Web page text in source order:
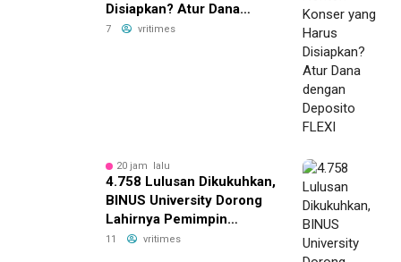
Disiapkan? Atur Dana
dengan Deposito FLEXI
7 vritimes
20 jam lalu
4.758 Lulusan Dikukuhkan,
BINUS University Dorong
Lahirnya Pemimpin
Inovatif yang Berdampak
11 vritimes